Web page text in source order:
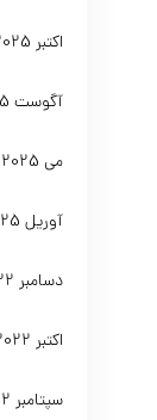
اکتبر 2025
آگوست 2025
می 2025
آوریل 2025
دسامبر 2022
اکتبر 2022
سپتامبر 2022